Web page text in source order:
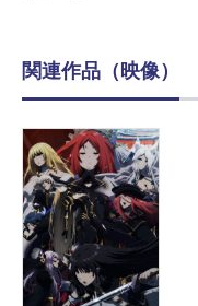
関連作品（映像）